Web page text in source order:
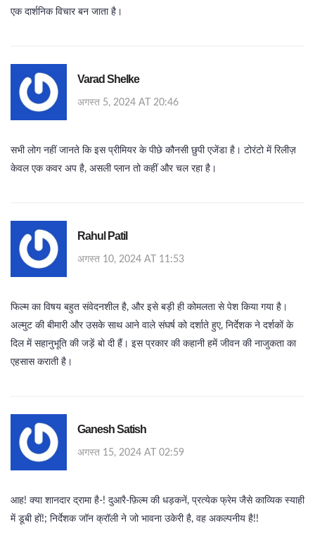
एक दार्शनिक विचार बन जाता है।
Varad Shelke
अगस्त 5, 2024 AT 20:46
सभी लोग नहीं जानते कि इस प्रीमियर के पीछे कौनसी छुपी एजेंडा है। टोरंटो में रिलीज़
केवल एक कवर अप है, असली प्लान तो कहीं और चल रहा है।
Rahul Patil
अगस्त 10, 2024 AT 11:53
फिल्म का विषय बहुत संवेदनशील है, और इसे बड़ी ही कोमलता से पेश किया गया है।
अल्मुट की बीमारी और उसके साथ आने वाले संघर्ष को दर्शाते हुए, निर्देशक ने दर्शकों के
दिल में सहानुभूति की जड़ें बो दी हैं। इस प्रकार की कहानी हमें जीवन की नाजुकता का
एहसास कराती है।
Ganesh Satish
अगस्त 15, 2024 AT 02:59
आह! क्या शानदार द्रामा है-! दुआरै-फ़िल्म की धड़कनें, प्रत्येक फ्रेम जैसे काव्यिक स्याही
में डूबी हों!; निर्देशक जॉन क्रॉली ने जो भावना उकेरी है, वह अकल्पनीय है!!